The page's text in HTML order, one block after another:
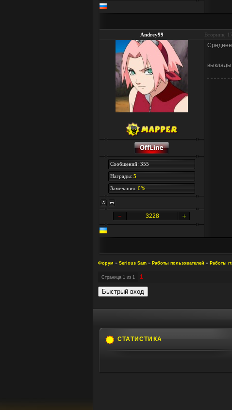
Andrey99 Вторник,
Сообщений: 355
Награды: 5
Замечания: 0%
3228
Среднее
Форум » Serious Sam » Работы пользователей » Работы
Страница 1 из 1
1
СТАТИСТИКА